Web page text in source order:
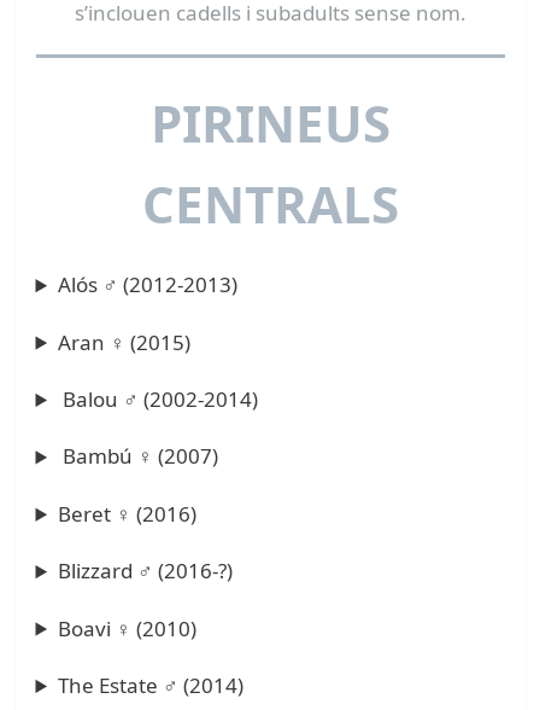
s’inclouen cadells i subadults sense nom.
PIRINEUS
CENTRALS
Alós ♂ (2012-2013)
Aran ♀ (2015)
Balou ♂ (2002-2014)
Bambú ♀ (2007)
Beret ♀ (2016)
Blizzard ♂ (2016-?)
Boavi ♀ (2010)
The Estate ♂ (2014)